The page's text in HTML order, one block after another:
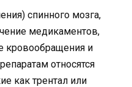
спинного мозга,
медикаментов,
кровообращения и
относятся
как трентал или